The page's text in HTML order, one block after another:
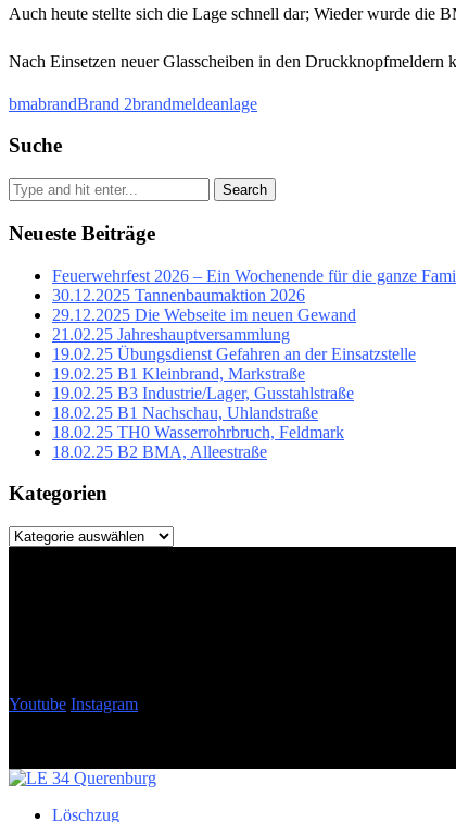
Auch heute stellte sich die Lage schnell dar; Wieder wurde die
Nach Einsetzen neuer Glasscheiben in den
bmabrandBrand 2brandmeldeanlage
Suche
Search
Neueste Beiträge
Feuerwehrfest 2026 – Ein Wochenende für die ganze
30.12.2025 Tannenbaumaktion 2026
29.12.2025 Die Webseite im neuen Gewand
21.02.25 Jahreshauptversammlung
19.02.25 Übungsdienst Gefahren an der Einsatzstelle
19.02.25 B1 Kleinbrand, Markstraße
19.02.25 B3 Industrie/Lager, Gusstahlstraße
18.02.25 B1 Nachschau, Uhlandstraße
18.02.25 TH0 Wasserrohrbruch, Feldmark
18.02.25 B2 BMA, Alleestraße
Kategorien
Kategorien
Youtube Instagram
Löschzug